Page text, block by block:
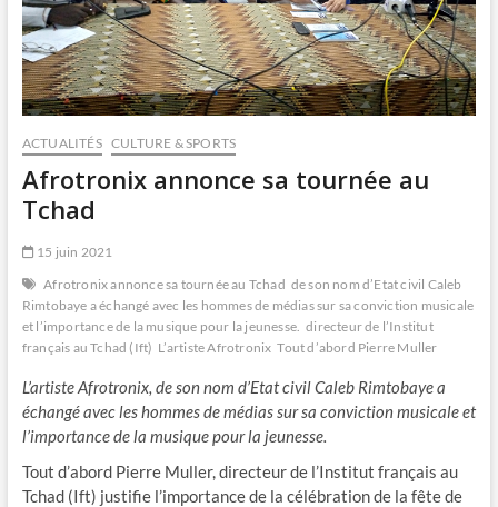
ACTUALITÉS CULTURE & SPORTS
Afrotronix annonce sa tournée au
Tchad
15 juin 2021
Afrotronix annonce sa tournée au Tchad de son nom d’Etat civil Caleb
Rimtobaye a échangé avec les hommes de médias sur sa conviction musicale
et l’importance de la musique pour la jeunesse. directeur de l’Institut
français au Tchad (Ift) L’artiste Afrotronix Tout d’abord Pierre Muller
L’artiste Afrotronix, de son nom d’Etat civil Caleb Rimtobaye a
échangé avec les hommes de médias sur sa conviction musicale et
l’importance de la musique pour la jeunesse.
Tout d’abord Pierre Muller, directeur de l’Institut français au
Tchad (Ift) justifie l’importance de la célébration de la fête de